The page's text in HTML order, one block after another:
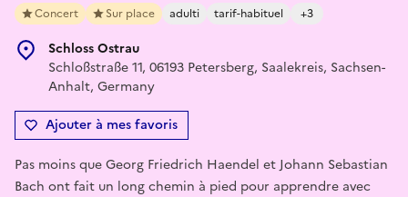
Concert Sur place adulti tarif-habituel +3
Schloss Ostrau
Schloßstraße 11, 06193 Petersberg, Saalekreis, Sachsen-
Anhalt, Germany
Ajouter à mes favoris
Pas moins que Georg Friedrich Haendel et Johann Sebastian
Bach ont fait un long chemin à pied pour apprendre avec